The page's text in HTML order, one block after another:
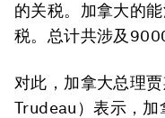
的关税。加拿大的
税。总计共涉及
对此，加拿大总理
Trudeau）表示，加